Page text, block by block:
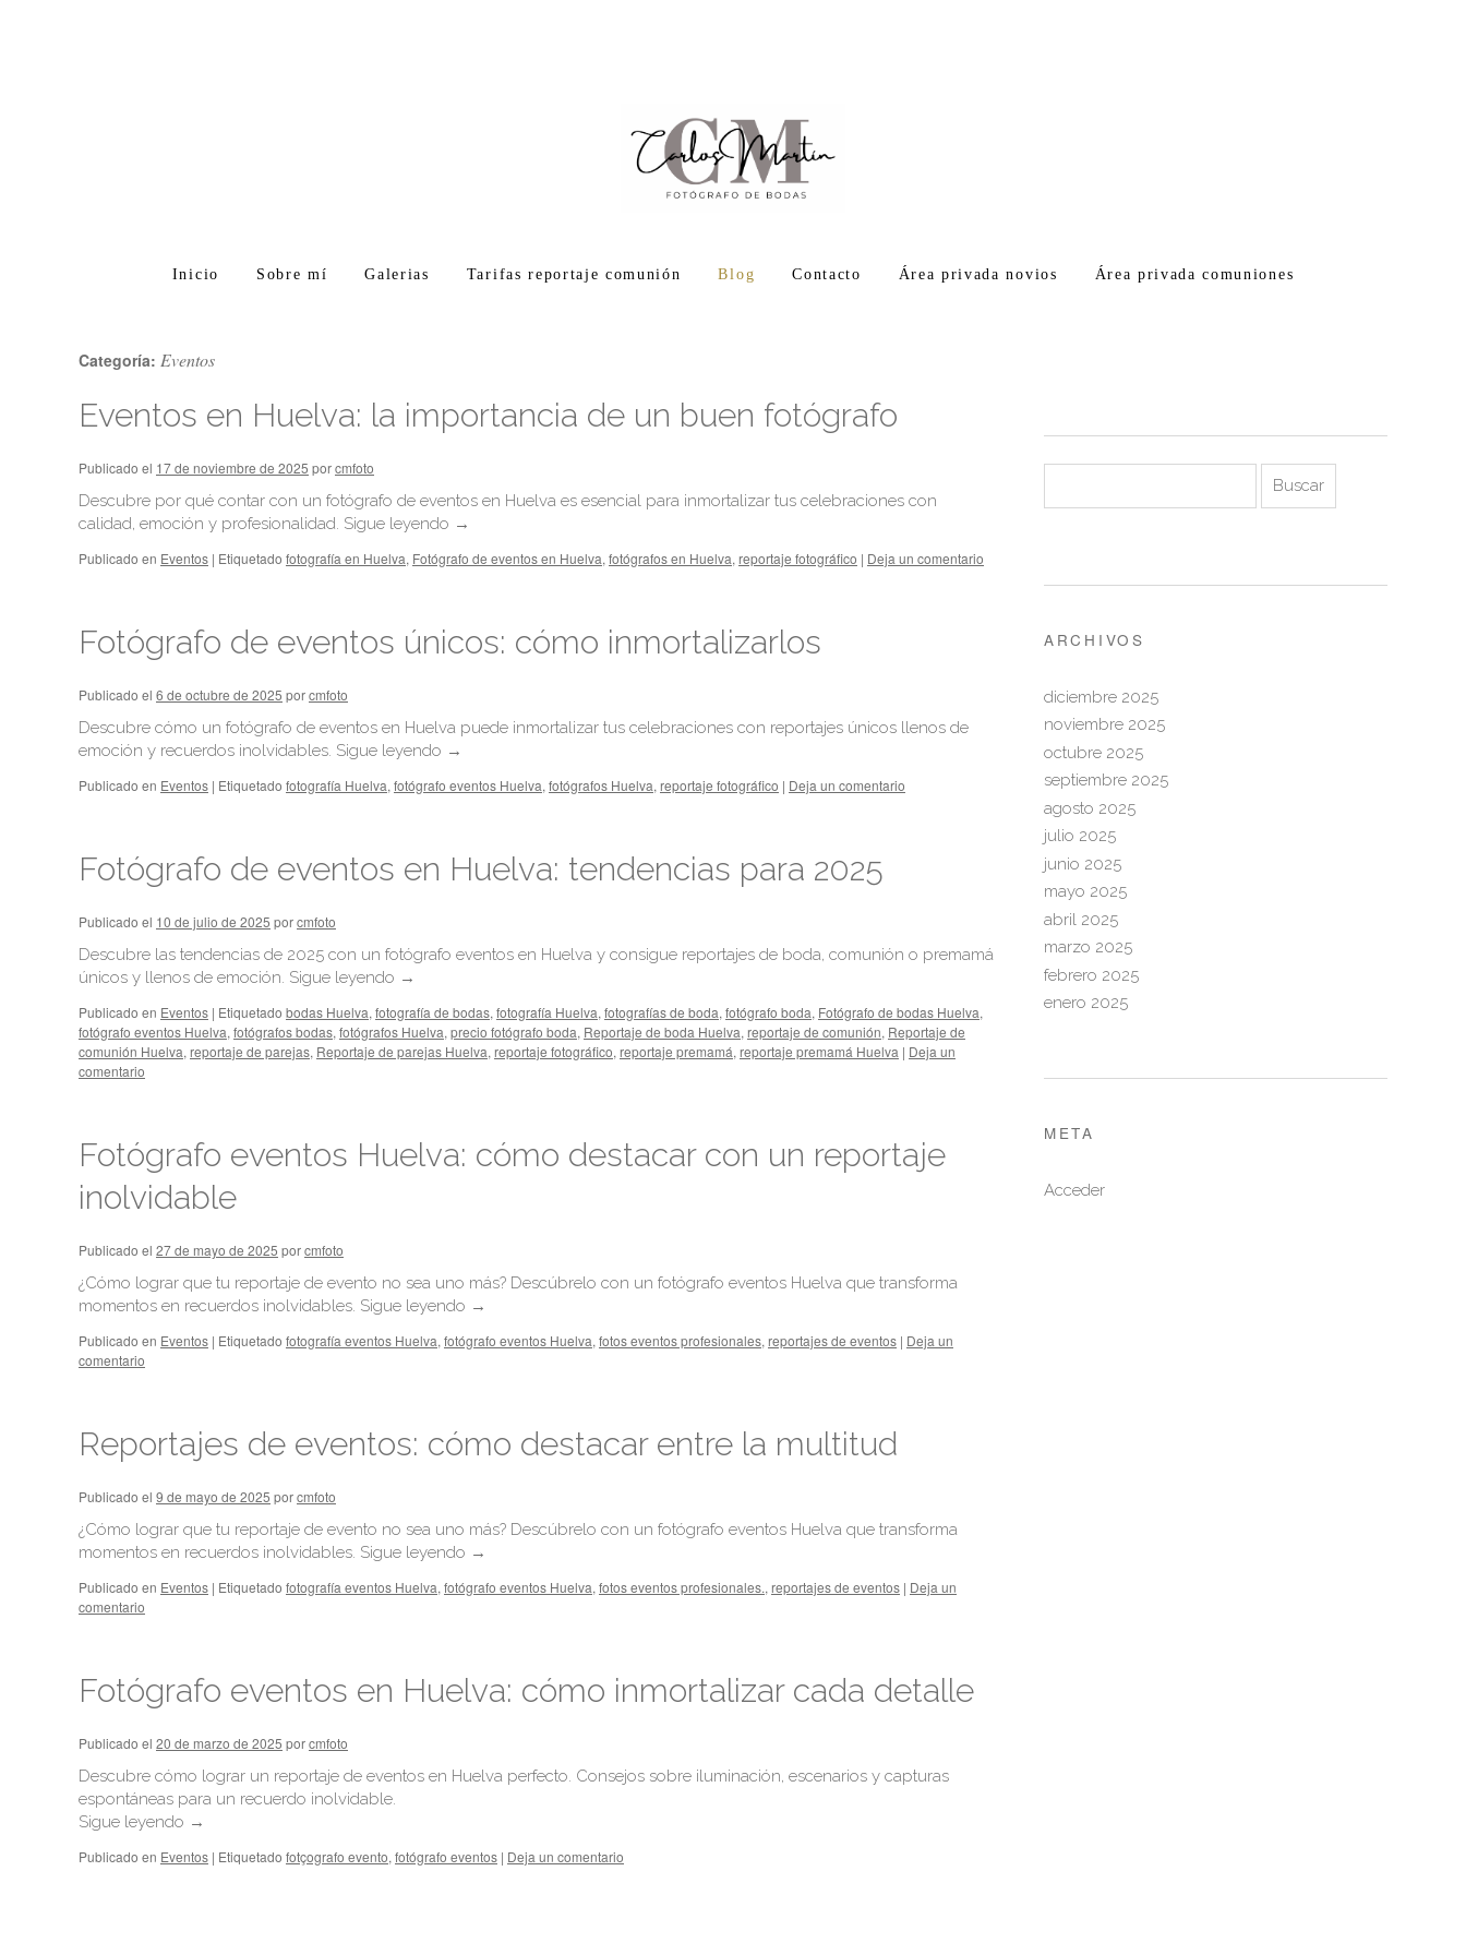
Inicio Sobre mí Galerias Tarifas reportaje comunión Blog Contacto Área privada novios Área privada comuniones
Categoría: Eventos
Eventos en Huelva: la importancia de un buen fotógrafo
Publicado el 17 de noviembre de 2025 porcmfoto
Descubre por qué contar con un fotógrafo de eventos en Huelva es esencial para inmortalizar tus celebraciones con
calidad, emoción y profesionalidad. Sigue leyendo →
Publicado en Eventos | Etiquetado fotografía en Huelva, Fotógrafo de eventos en Huelva, fotógrafos en Huelva, reportaje fotográfico | Deja un comentario
Fotógrafo de eventos únicos: cómo inmortalizarlos
Publicado el 6 de octubre de 2025 porcmfoto
Descubre cómo un fotógrafo de eventos en Huelva puede inmortalizar tus celebraciones con reportajes únicos llenos de
emoción y recuerdos inolvidables. Sigue leyendo →
Publicado en Eventos | Etiquetado fotografía Huelva, fotógrafo eventos Huelva, fotógrafos Huelva, reportaje fotográfico | Deja un comentario
Fotógrafo de eventos en Huelva: tendencias para 2025
Publicado el 10 de julio de 2025 porcmfoto
Descubre las tendencias de 2025 con un fotógrafo eventos en Huelva y consigue reportajes de boda, comunión o premamá
únicos y llenos de emoción. Sigue leyendo →
Publicado en Eventos | Etiquetado bodas Huelva, fotografía de bodas, fotografía Huelva, fotografías de boda, fotógrafo boda, Fotógrafo de bodas Huelva,
fotógrafo eventos Huelva, fotógrafos bodas, fotógrafos Huelva, precio fotógrafo boda, Reportaje de boda Huelva, reportaje de comunión, Reportaje de
comunión Huelva, reportaje de parejas, Reportaje de parejas Huelva, reportaje fotográfico, reportaje premamá, reportaje premamá Huelva | Deja un
comentario
Fotógrafo eventos Huelva: cómo destacar con un reportaje
inolvidable
Publicado el 27 de mayo de 2025 porcmfoto
¿Cómo lograr que tu reportaje de evento no sea uno más? Descúbrelo con un fotógrafo eventos Huelva que transforma
momentos en recuerdos inolvidables. Sigue leyendo →
Publicado en Eventos | Etiquetado fotografía eventos Huelva, fotógrafo eventos Huelva, fotos eventos profesionales, reportajes de eventos | Deja un
comentario
Reportajes de eventos: cómo destacar entre la multitud
Publicado el 9 de mayo de 2025 porcmfoto
¿Cómo lograr que tu reportaje de evento no sea uno más? Descúbrelo con un fotógrafo eventos Huelva que transforma
momentos en recuerdos inolvidables. Sigue leyendo →
Publicado en Eventos | Etiquetado fotografía eventos Huelva, fotógrafo eventos Huelva, fotos eventos profesionales., reportajes de eventos | Deja un
comentario
Fotógrafo eventos en Huelva: cómo inmortalizar cada detalle
Publicado el 20 de marzo de 2025 porcmfoto
Descubre cómo lograr un reportaje de eventos en Huelva perfecto. Consejos sobre iluminación, escenarios y capturas
espontáneas para un recuerdo inolvidable.
Sigue leyendo →
Publicado en Eventos | Etiquetado fotçografo evento, fotógrafo eventos | Deja un comentario
ARCHIVOS
diciembre 2025
noviembre 2025
octubre 2025
septiembre 2025
agosto 2025
julio 2025
junio 2025
mayo 2025
abril 2025
marzo 2025
febrero 2025
enero 2025
META
Acceder